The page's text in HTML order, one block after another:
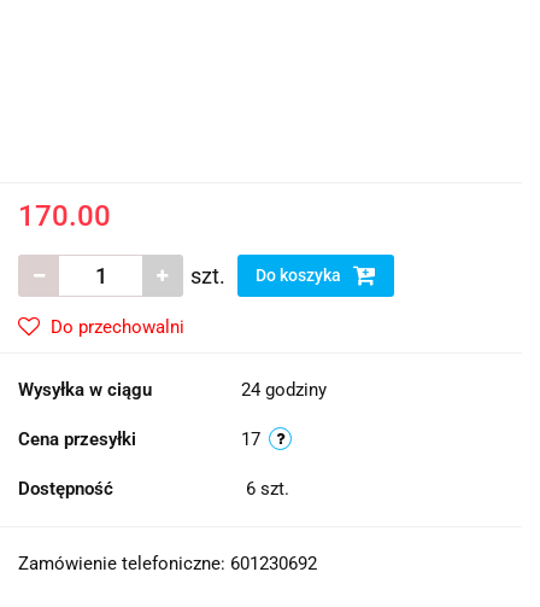
170.00
szt. Do koszyka
Do przechowalni
Wysyłka w ciągu 24 godziny
Cena przesyłki 17
Dostępność 6 szt.
Zamówienie telefoniczne: 601230692